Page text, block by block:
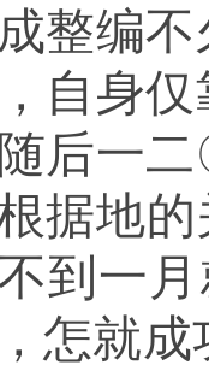
整编
自身
后一
据地
到一
怎就